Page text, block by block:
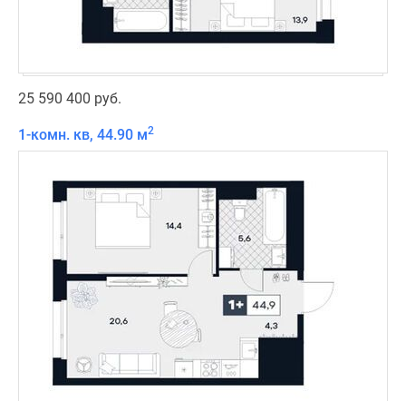
25 590 400 руб.
1-комн. кв, 44.90 м2